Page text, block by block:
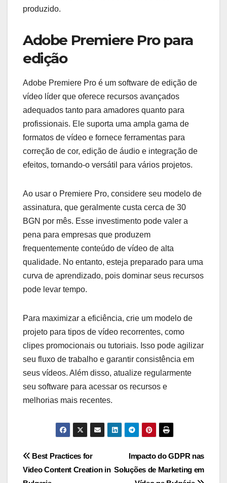
produzido.
Adobe Premiere Pro para
edição
Adobe Premiere Pro é um software de edição de
vídeo líder que oferece recursos avançados
adequados tanto para amadores quanto para
profissionais. Ele suporta uma ampla gama de
formatos de vídeo e fornece ferramentas para
correção de cor, edição de áudio e integração de
efeitos, tornando-o versátil para vários projetos.
Ao usar o Premiere Pro, considere seu modelo de
assinatura, que geralmente custa cerca de 30
BGN por mês. Esse investimento pode valer a
pena para empresas que produzem
frequentemente conteúdo de vídeo de alta
qualidade. No entanto, esteja preparado para uma
curva de aprendizado, pois dominar seus recursos
pode levar tempo.
Para maximizar a eficiência, crie um modelo de
projeto para tipos de vídeo recorrentes, como
clipes promocionais ou tutoriais. Isso pode agilizar
seu fluxo de trabalho e garantir consistência em
seus vídeos. Além disso, atualize regularmente
seu software para acessar os recursos e
melhorias mais recentes.
Post
Impacto do GDPR nas
Soluções de Marketing em
Best Practices for
Video Content Creation in